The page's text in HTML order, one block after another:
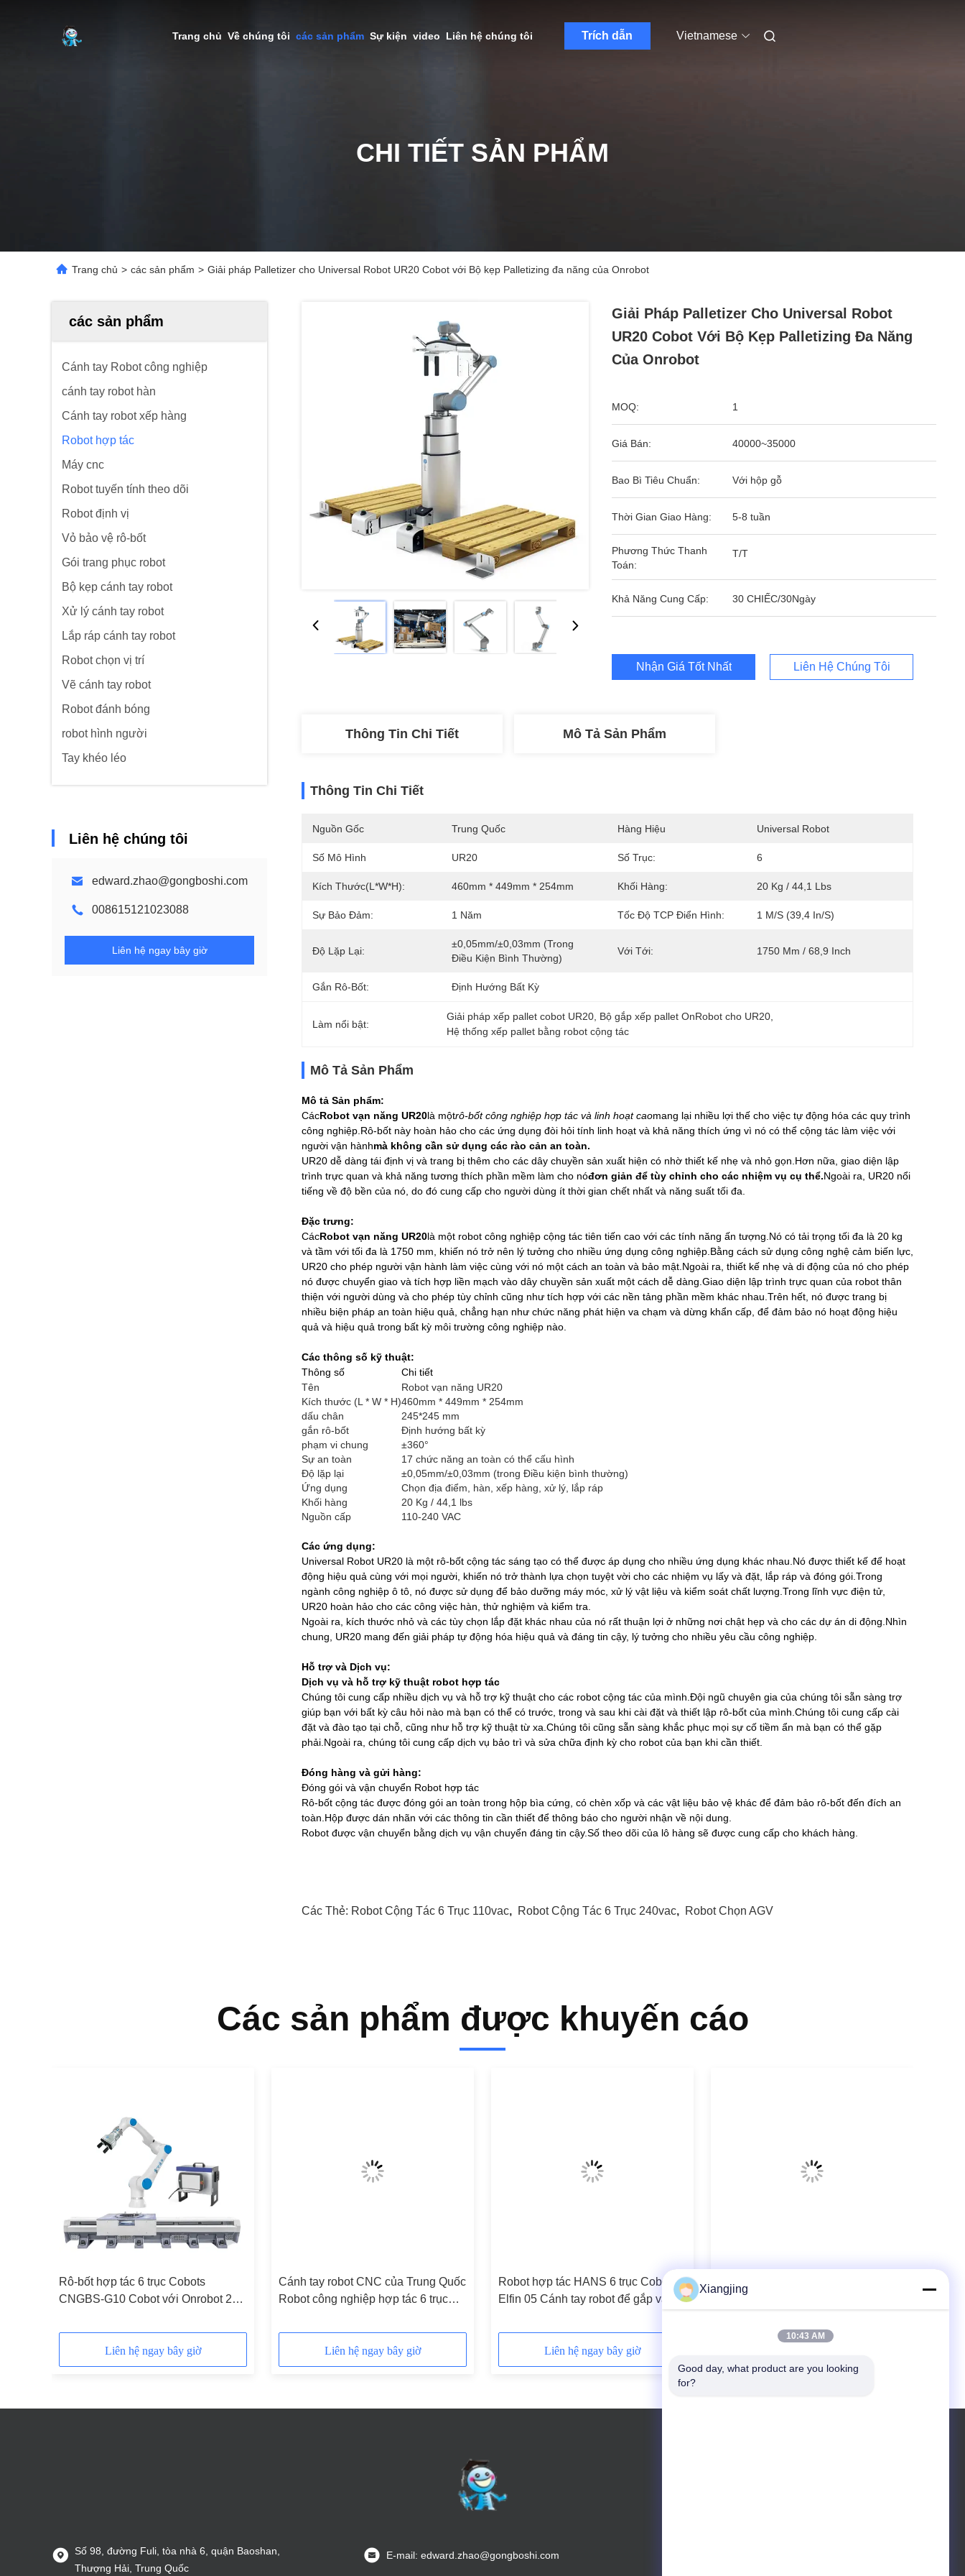
Trang chủ Về chúng tôi các sản phẩm Sự kiện video Liên hệ chúng tôi Trích dẫn Vietnamese
CHI TIẾT SẢN PHẨM
Trang chủ > các sản phẩm > Giải pháp Palletizer cho Universal Robot UR20 Cobot với Bộ kẹp Palletizing đa năng của Onrobot
các sản phẩm
Cánh tay Robot công nghiệp
cánh tay robot hàn
Cánh tay robot xếp hàng
Robot hợp tác
Máy cnc
Robot tuyến tính theo dõi
Robot định vị
Vỏ bảo vệ rô-bốt
Gói trang phục robot
Bộ kẹp cánh tay robot
Xử lý cánh tay robot
Lắp ráp cánh tay robot
Robot chọn vị trí
Vẽ cánh tay robot
Robot đánh bóng
robot hình người
Tay khéo léo
Liên hệ chúng tôi
edward.zhao@gongboshi.com
008615121023088
Liên hệ ngay bây giờ
Giải Pháp Palletizer Cho Universal Robot
UR20 Cobot Với Bộ Kẹp Palletizing Đa Năng
Của Onrobot
MOQ: 1
Giá Bán: 40000~35000
Bao Bì Tiêu Chuẩn: Với hộp gỗ
Thời Gian Giao Hàng: 5-8 tuần
Phương Thức Thanh
Toán:
T/T
Khả Năng Cung Cấp: 30 CHIẾC/30Ngày
Nhận Giá Tốt Nhất Liên Hệ Chúng Tôi
Thông Tin Chi Tiết Mô Tả Sản Phẩm
Thông Tin Chi Tiết
Nguồn Gốc Trung Quốc Hàng Hiệu Universal Robot
Số Mô Hình UR20 Số Trục: 6
Kích Thước(l*w*h): 460mm * 449mm * 254mm Khối Hàng: 20 Kg / 44,1 Lbs
Sự Bảo Đảm: 1 Năm Tốc Độ TCP Điển Hình: 1 M/s (39,4 In/s)
Độ Lặp Lại:
±0,05mm/±0,03mm (trong
Điều Kiện Bình Thường)
Với Tới: 1750 Mm / 68,9 Inch
Gắn Rô-Bốt: Định Hướng Bất Kỳ
Làm nổi bật:
Giải pháp xếp pallet cobot UR20 Bộ gắp xếp pallet OnRobot cho UR20
Hệ thống xếp pallet bằng robot cộng tác
Mô Tả Sản Phẩm
Mô tả Sản phẩm:
CácRobot vạn năng UR20là mộtrô-bốt công nghiệp hợp tác và linh hoạt caomang lại nhiều lợi thế cho việc tự động hóa các quy trình
công nghiệp.Rô-bốt này hoàn hảo cho các ứng dụng đòi hỏi tính linh hoạt và khả năng thích ứng vì nó có thể cộng tác làm việc với
người vận hànhmà không cần sử dụng các rào cản an toàn.
UR20 dễ dàng tái định vị và trang bị thêm cho các dây chuyền sản xuất hiện có nhờ thiết kế nhẹ và nhỏ gọn.Hơn nữa, giao diện lập
trình trực quan và khả năng tương thích phần mềm làm cho nóđơn giản để tùy chỉnh cho các nhiệm vụ cụ thể.Ngoài ra, UR20 nổi
tiếng về độ bền của nó, do đó cung cấp cho người dùng ít thời gian chết nhất và năng suất tối đa.
Đặc trưng:
CácRobot vạn năng UR20là một robot công nghiệp cộng tác tiên tiến cao với các tính năng ấn tượng.Nó có tải trọng tối đa là 20 kg
và tầm với tối đa là 1750 mm, khiến nó trở nên lý tưởng cho nhiều ứng dụng công nghiệp.Bằng cách sử dụng công nghệ cảm biến lực,
UR20 cho phép người vận hành làm việc cùng với nó một cách an toàn và bảo mật.Ngoài ra, thiết kế nhẹ và di động của nó cho phép
nó được chuyển giao và tích hợp liền mạch vào dây chuyền sản xuất một cách dễ dàng.Giao diện lập trình trực quan của robot thân
thiện với người dùng và cho phép tùy chỉnh cũng như tích hợp với các nền tảng phần mềm khác nhau.Trên hết, nó được trang bị
nhiều biện pháp an toàn hiệu quả, chẳng hạn như chức năng phát hiện va chạm và dừng khẩn cấp, để đảm bảo nó hoạt động hiệu
quả và hiệu quả trong bất kỳ môi trường công nghiệp nào.
Các thông số kỹ thuật:
Thông số
Chi tiết
Tên
Robot vạn năng UR20
Kích thước (L * W * H)460mm * 449mm * 254mm
dấu chân
245*245 mm
gắn rô-bốt
Định hướng bất kỳ
phạm vi chung
±360°
Sự an toàn
17 chức năng an toàn có thể cấu hình
Độ lặp lại
±0,05mm/±0,03mm (trong Điều kiện bình thường)
Ứng dụng
Chọn địa điểm, hàn, xếp hàng, xử lý, lắp ráp
Khối hàng
20 Kg / 44,1 lbs
Nguồn cấp
110-240 VAC
Các ứng dụng:
Universal Robot UR20 là một rô-bốt cộng tác sáng tạo có thể được áp dụng cho nhiều ứng dụng khác nhau.Nó được thiết kế để hoạt
động hiệu quả cùng với mọi người, khiến nó trở thành lựa chọn tuyệt vời cho các nhiệm vụ lấy và đặt, lắp ráp và đóng gói.Trong
ngành công nghiệp ô tô, nó được sử dụng để bảo dưỡng máy móc, xử lý vật liệu và kiểm soát chất lượng.Trong lĩnh vực điện tử,
UR20 hoàn hảo cho các công việc hàn, thử nghiệm và kiểm tra.
Ngoài ra, kích thước nhỏ và các tùy chọn lắp đặt khác nhau của nó rất thuận lợi ở những nơi chật hẹp và cho các dự án di động.Nhìn
chung, UR20 mang đến giải pháp tự động hóa hiệu quả và đáng tin cậy, lý tưởng cho nhiều yêu cầu công nghiệp.
Hỗ trợ và Dịch vụ:
Dịch vụ và hỗ trợ kỹ thuật robot hợp tác
Chúng tôi cung cấp nhiều dịch vụ và hỗ trợ kỹ thuật cho các robot cộng tác của mình.Đội ngũ chuyên gia của chúng tôi sẵn sàng trợ
giúp bạn với bất kỳ câu hỏi nào mà bạn có thể có trước, trong và sau khi cài đặt và thiết lập rô-bốt của mình.Chúng tôi cung cấp cài
đặt và đào tạo tại chỗ, cũng như hỗ trợ kỹ thuật từ xa.Chúng tôi cũng sẵn sàng khắc phục mọi sự cố tiềm ẩn mà bạn có thể gặp
phải.Ngoài ra, chúng tôi cung cấp dịch vụ bảo trì và sửa chữa định kỳ cho robot của bạn khi cần thiết.
Đóng hàng và gửi hàng:
Đóng gói và vận chuyển Robot hợp tác
Rô-bốt cộng tác được đóng gói an toàn trong hộp bìa cứng, có chèn xốp và các vật liệu bảo vệ khác để đảm bảo rô-bốt đến đích an
toàn.Hộp được dán nhãn với các thông tin cần thiết để thông báo cho người nhận về nội dung.
Robot được vận chuyển bằng dịch vụ vận chuyển đáng tin cậy.Số theo dõi của lô hàng sẽ được cung cấp cho khách hàng.
Các Thẻ: Robot Cộng Tác 6 Trục 110vac, Robot Cộng Tác 6 Trục 240vac, Robot Chọn AGV
Các sản phẩm được khuyến cáo
Rô-bốt hợp tác 6 trục Cobots
CNGBS-G10 Cobot với Onrobot 2
Liên hệ ngay bây giờ
Cánh tay robot CNC của Trung Quốc
Robot công nghiệp hợp tác 6 trục
Liên hệ ngay bây giờ
Robot hợp tác HANS 6 trục Cobot
Elfin 05 Cánh tay robot để gắp và đặt
Liên hệ ngay bây giờ
Robot hàn hợp tác CNGBS-G05 với
bộ kẹp Onrobot và bệ nâng cho hệ
Số 98, đường Fuli, tòa nhà 6, quận Baoshan,
Thượng Hải, Trung Quốc
E-mail: edward.zhao@gongboshi.com
Xiangjing
10:43 AM
Good day, what product are you looking
for?